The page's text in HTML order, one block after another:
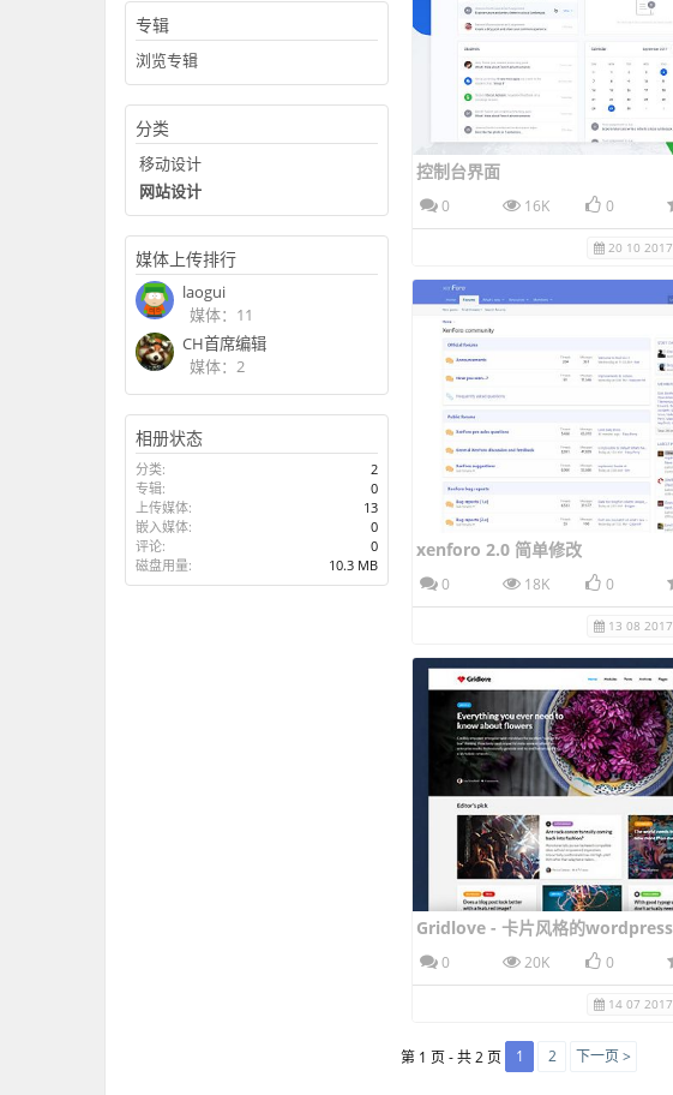
控制台界面
0 16K 0
20 10 2017
xenforo 2.0 简单修改
0 18K 0
13 08 2017
0 20K 0
14 07 2017
第 1 页 - 共 2 页 1 2 下一页 >
专辑
浏览专辑
分类
移动设计
网站设计
媒体上传排行
laogui
媒体：11
CH首席编辑
媒体：2
相册状态
分类:
2
专辑:
0
上传媒体:
13
嵌入媒体:
0
评论:
0
磁盘用量:
10.3 MB